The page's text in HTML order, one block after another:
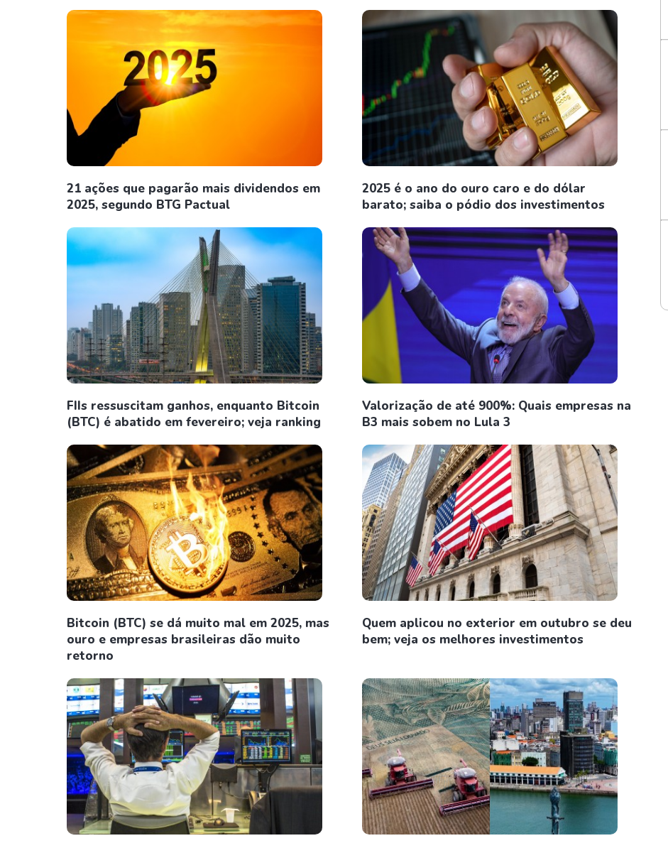
21 ações que pagarão mais dividendos em
2025, segundo BTG Pactual
2025 é o ano do ouro caro e do dólar
barato; saiba o pódio dos investimentos
FIIs ressuscitam ganhos, enquanto Bitcoin
(BTC) é abatido em fevereiro; veja ranking
Valorização de até 900%: Quais empresas na
B3 mais sobem no Lula 3
Bitcoin (BTC) se dá muito mal em 2025, mas
ouro e empresas brasileiras dão muito
retorno
Quem aplicou no exterior em outubro se deu
bem; veja os melhores investimentos